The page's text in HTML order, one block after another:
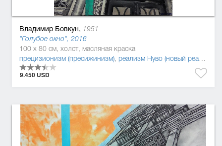
Владимир Бовкун, 1951
"Голубое окно", 2016
100 x 80 см, холст, масляная краска
прецизионизм (пресижинизм), реализм Нуво (новый реализм)
9.450 USD